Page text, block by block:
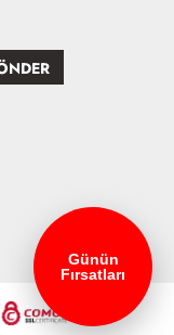
Günün
Fırsatları